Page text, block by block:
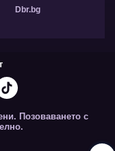
Dbr.bg
Позоваването с